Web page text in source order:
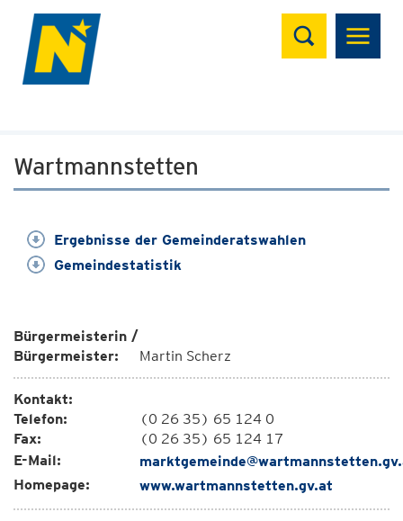
Suchen
Wartmannstetten
Ergebnisse der Gemeinderatswahlen
Gemeindestatistik
Bürgermeisterin /
Bürgermeister:
Martin Scherz
Kontakt:
Telefon:
(0 26 35) 65 124 0
Fax:
(0 26 35) 65 124 17
E-Mail:
Homepage:
www.wartmannstetten.gv.at